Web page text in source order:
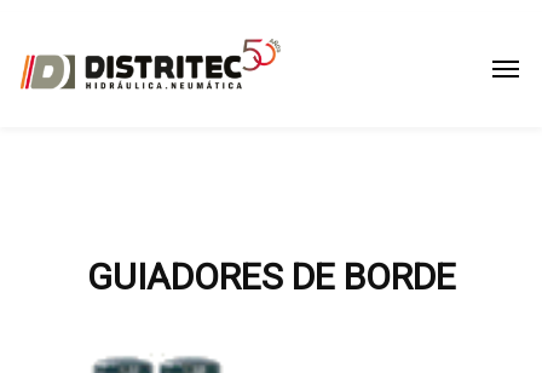
GUIADORES DE BORDE